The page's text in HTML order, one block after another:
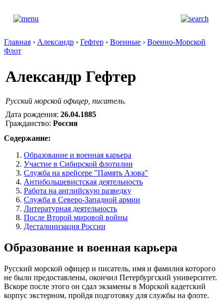
Главная › Александр › Гефтер › Военные › Военно-Морской
Флот
Александр Гефтер
Русский морской офицер, писатель.
Дата рождения: 26.04.1885
Гражданство: Россия
Содержание:
Образование и военная карьера
Участие в Сибирской флотилии
Служба на крейсере "Память Азова"
Антибольшевистская деятельность
Работа на английскую разведку
Служба в Северо-Западной армии
Литературная деятельность
После Второй мировой войны
Десталинизация России
Образование и военная карьера
Русский морской офицер и писатель, имя и фамилия которого
не были предоставлены, окончил Петербургский университет.
Вскоре после этого он сдал экзамены в Морской кадетский
корпус экстерном, пройдя подготовку для службы на флоте.